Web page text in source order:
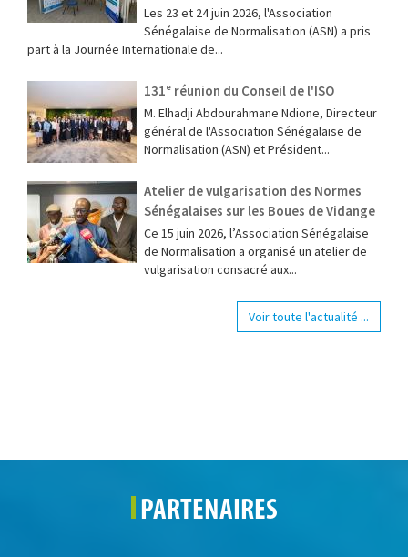
‎Les 23 et 24 juin 2026, l'Association
Sénégalaise de Normalisation (ASN) a pris
part à la Journée Internationale de...
131ᵉ réunion du Conseil de l'ISO
M. Elhadji Abdourahmane Ndione, Directeur
général de l'Association Sénégalaise de
Normalisation (ASN) et Président...
Atelier de vulgarisation des Normes
Sénégalaises sur les Boues de Vidange
Ce 15 juin 2026, l’Association Sénégalaise
de Normalisation a organisé un atelier de
vulgarisation consacré aux...
Voir toute l'actualité ...
PARTENAIRES